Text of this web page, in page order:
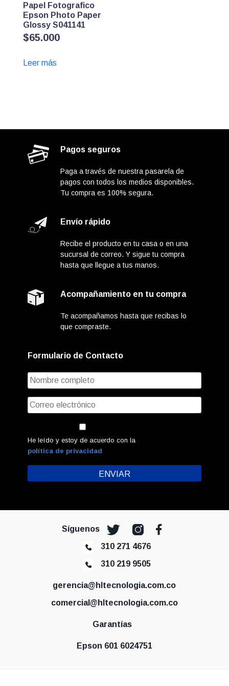
Papel Fotografico
Epson Photo Paper
Glossy S041141
$65.000
Leer más
Pagos seguros
Paga a través de nuestra pasarela de
pagos con todos los medios disponibles.
Tu compra es 100% segura.
Envío rápido
Recibe el producto en tu casa o en una
sucursal de correo. Y sigue tu compra
hasta que llegue a tus manos.
Acompañamiento en tu compra
Te acompañamos hasta que recibas lo
que compraste.
Formulario de Contacto
He leído y estoy de acuerdo con la
política de privacidad
Síguenos
310 271 4676
310 219 9505
gerencia@hltecnologia.com.co
comercial@hltecnologia.com.co
Garantías
Epson 601 6024751